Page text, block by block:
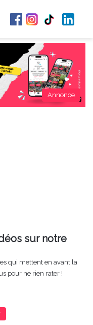
Annonce
sur notre
qui mettent en avant la
pour ne rien rater !